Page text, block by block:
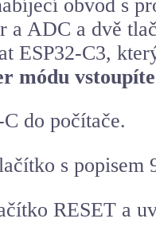
obvod s
a ADC a dvě
ESP32-C3,
módu vstoupíte
do počítače.
s popisem
RESET a